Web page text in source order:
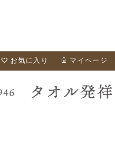
お気に入り マイページ